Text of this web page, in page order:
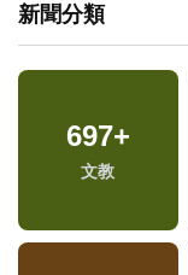
新聞分類
697+
文教